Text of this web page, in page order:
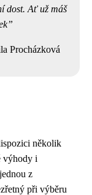
dost. Ať už máš
Procházková
několik
výhody i
z
při výběru